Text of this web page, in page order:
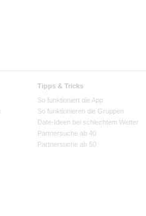
Tipps & Tricks
So funktioniert die App
So funktionieren die Gruppen
Date-Ideen bei schlechtem Wetter
Partnersuche ab 40
Partnersuche ab 50